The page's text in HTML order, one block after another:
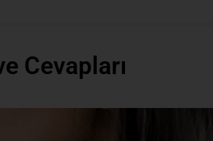
Cevapları